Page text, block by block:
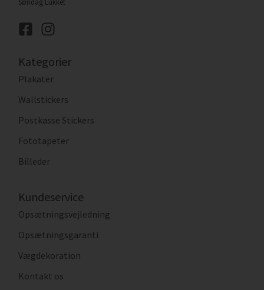
Kategorier
Plakater
Wallstickers
Postkasse Stickers
Fototapeter
Billeder
Kundeservice
Opsætningsvejledning
Opsætningsgaranti
Vægdekoration
Kontakt os